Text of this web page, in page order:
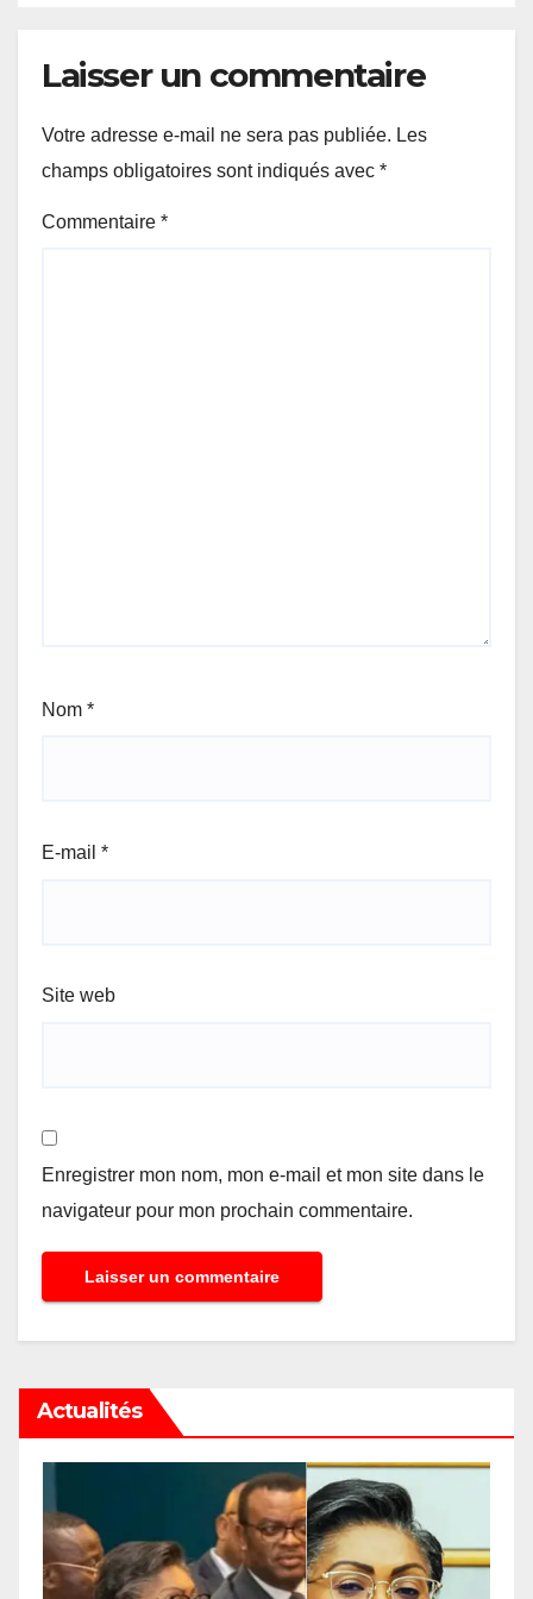
Laisser un commentaire
Votre adresse e-mail ne sera pas publiée. Les
champs obligatoires sont indiqués avec *
Commentaire *
Nom *
E-mail *
Site web
Enregistrer mon nom, mon e-mail et mon site dans le
navigateur pour mon prochain commentaire.
Actualités